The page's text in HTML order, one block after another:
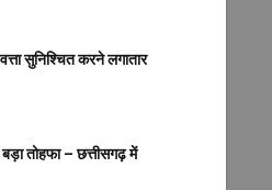
सुनिश्चित करने लगातार
तोहफा – छत्तीसगढ़ में